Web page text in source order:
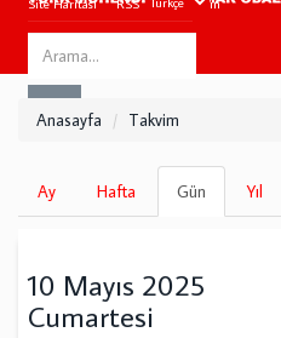
Site Haritası RSS Bize Ulaşın
Search
this
Anasayfa Takvim
Birincil
sekmeler
Ay Hafta Gün
sekme)
Yıl
10 Mayıs 2025
Cumartesi